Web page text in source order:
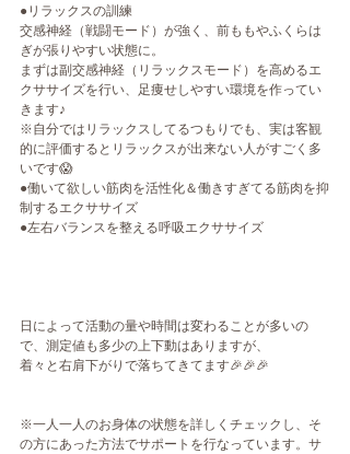
●リラックスの訓練
交感神経（戦闘モード）が強く、前ももやふくらは
ぎが張りやすい状態に。
まずは副交感神経（リラックスモード）を高めるエ
クササイズを行い、足痩せしやすい環境を作ってい
きます♪
※自分ではリラックスしてるつもりでも、実は客観
的に評価するとリラックスが出来ない人がすごく多
いです😱
●働いて欲しい筋肉を活性化＆働きすぎてる筋肉を抑
制するエクササイズ
●左右バランスを整える呼吸エクササイズ
日によって活動の量や時間は変わることが多いの
で、測定値も多少の上下動はありますが、
着々と右肩下がりで落ちてきてます🎉🎉🎉
※一人一人のお身体の状態を詳しくチェックし、そ
の方にあった方法でサポートを行なっています。サ